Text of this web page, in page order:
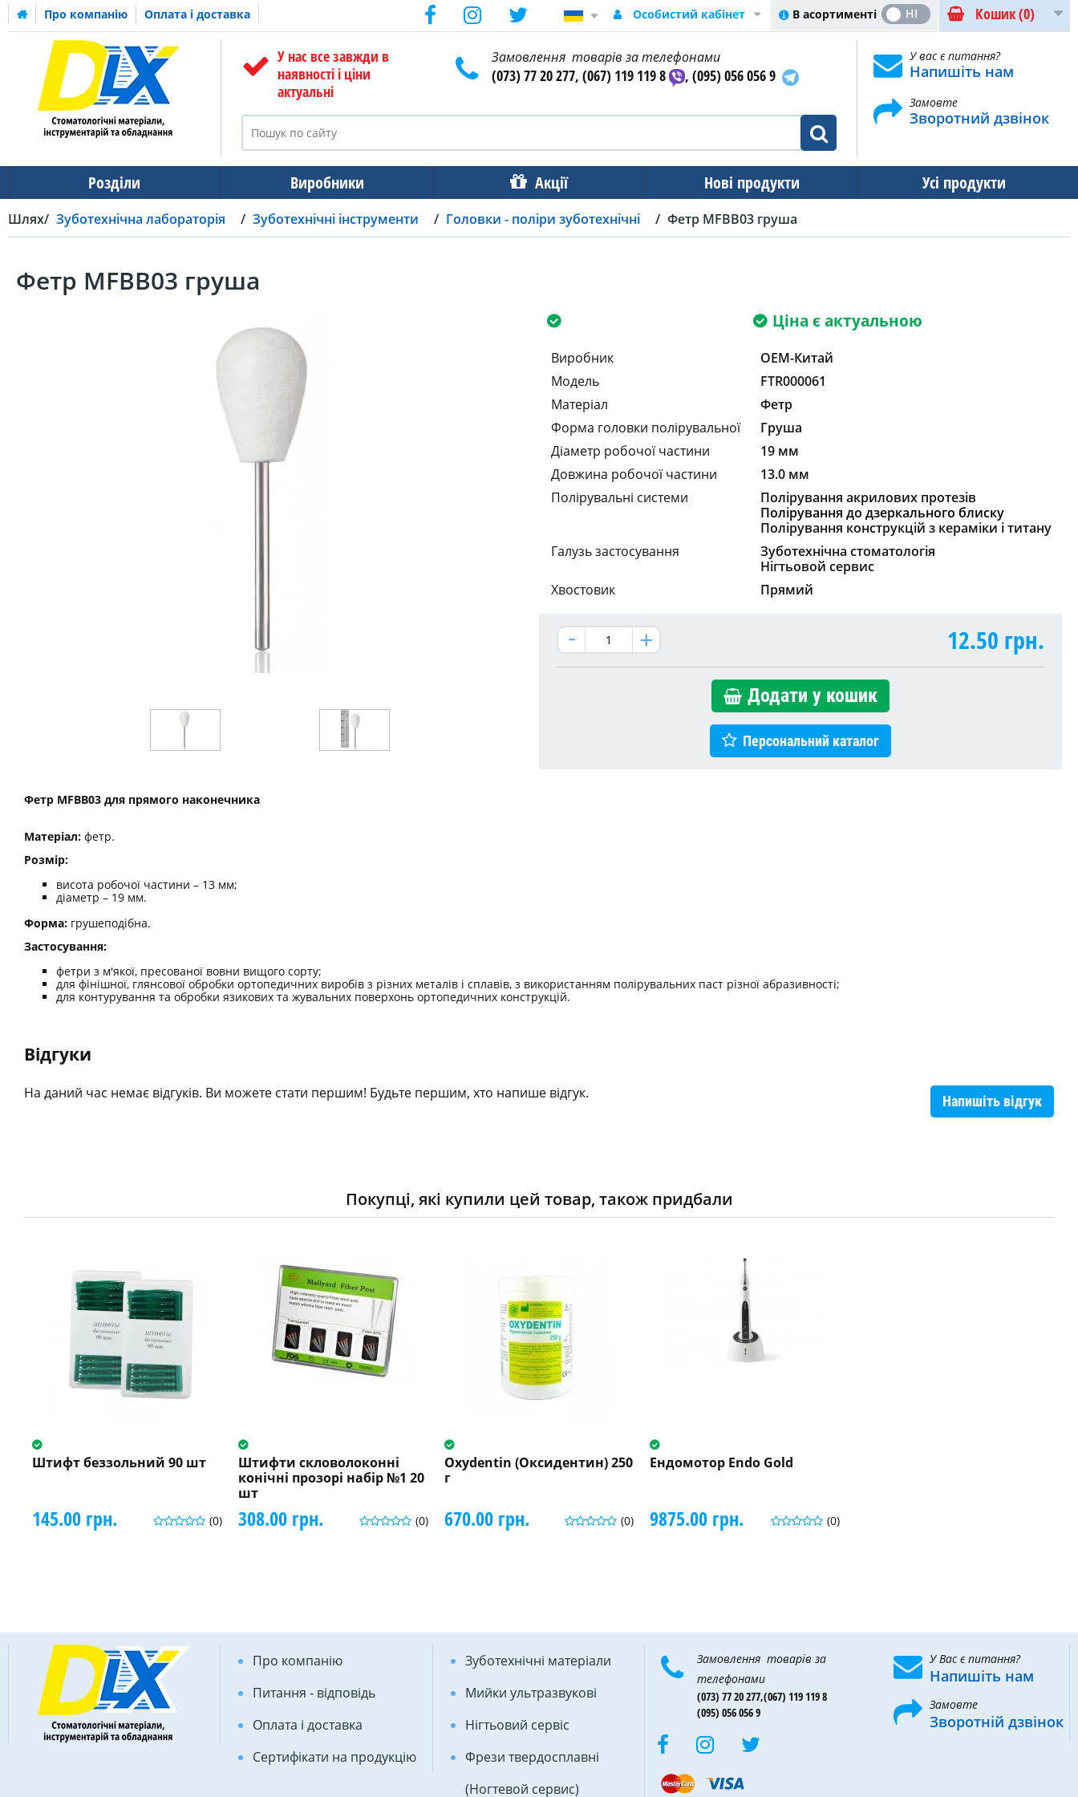
Про компанію Оплата і доставка Кошик(0)
В асортименті
ТАК НІ
Особистий кабінет
У нас все завжди в
наявності і ціни
актуальні
Замовлення товарів за телефонами
(073) 77 20 277, (067) 119 119 8 , (095) 056 056 9
У вас є питання?
Напишіть нам
Замовте
Зворотний дзвінок
Розділи Виробники Акції Нові продукти Усі продукти
Шлях Зуботехнічна лабораторія Зуботехнічні інструменти Головки - поліри зуботехнічні Фетр MFBB03 груша
Фетр MFBB03 груша
Ціна є актуальною
Виробник
OEM-Китай
Модель
FTR000061
Матеріал
Фетр
Форма головки полірувальної
Груша
Діаметр робочої частини
19 мм
Довжина робочої частини
13.0 мм
Полірувальні системи
Полірування акрилових протезів
Полірування до дзеркального блиску
Полірування конструкцій з кераміки і титану
Галузь застосування
Зуботехнічна стоматологія
Нігтьовой сервис
Хвостовик
Прямий
12.50 грн.
Додати у кошик
Персональний каталог
Фетр MFBB03 для прямого наконечника
Матеріал: фетр.
Розмір:
висота робочої частини – 13 мм;
діаметр – 19 мм.
Форма: грушеподібна.
Застосування:
фетри з м'якої, пресованої вовни вищого сорту;
для фінішної, глянсової обробки ортопедичних виробів з різних металів і сплавів, з використанням полірувальних паст різної абразивності;
для контурування та обробки язикових та жувальних поверхонь ортопедичних конструкцій.
Відгуки
Напишіть відгук
На даний час немає відгуків. Ви можете стати першим! Будьте першим, хто напише відгук.
Покупці, які купили цей товар, також придбали
Штифт беззольний 90 шт
(0)
145.00 грн.
Штифти скловолоконні
конічні прозорі набір №1 20
шт
(0)
308.00 грн.
Oxydentin (Оксидентин) 250
г
(0)
670.00 грн.
Ендомотор Endo Gold
(0)
9875.00 грн.
Про компанію
Питання - відповідь
Оплата і доставка
Сертифікати на продукцію
Зуботехнічні матеріали
Мийки ультразвукові
Нігтьовий сервіс
Фрези твердосплавні
(Ногтевой сервис)
Замовлення товарів за
телефонами
(073) 77 20 277,(067) 119 119 8
(095) 056 056 9
У Вас є питання?
Напишіть нам
Замовте
Зворотній дзвінок